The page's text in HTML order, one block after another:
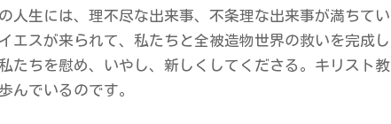
人生には、理不尽な出来事、不条理な出来事が満ちてい
エスが来られて、私たちと全被造物世界の救いを完成し
たちを慰め、いやし、新しくしてくださる。キリスト教
んでいるのです。